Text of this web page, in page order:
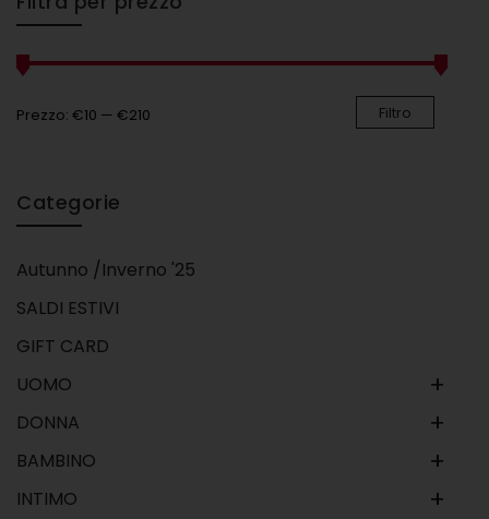
Filtro
Prezzo: €10 — €210
Categorie
Autunno /Inverno '25
SALDI ESTIVI
GIFT CARD
+
UOMO
+
DONNA
+
BAMBINO
+
INTIMO